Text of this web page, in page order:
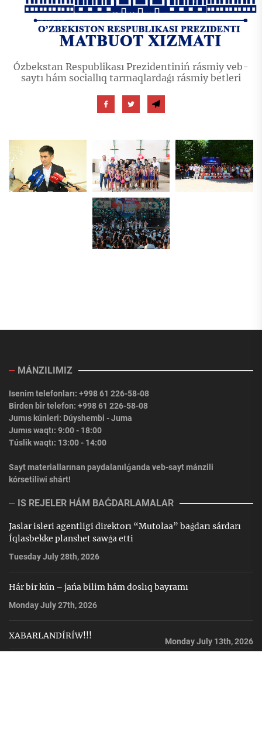
Ózbekstan Respublikası Prezidentiniń rásmiy veb-
saytı hám sociallıq tarmaqlardaǵı rásmiy betleri
MÁNZILIMIZ
Isenim telefonları: +998 61 226-58-08
Birden bir telefon: +998 61 226-58-08
Jumıs kúnleri: Dúyshembi - Juma
Jumıs waqtı: 9:00 - 18:00
Túslik waqtı: 13:00 - 14:00
Sayt materiallarınan paydalanılǵanda veb-sayt mánzili
kórsetiliwi shárt!
IS REJELER HÁM BAǴDARLAMALAR
Jaslar isleri agentligi direktorı “Mutolaa” baǵdarı sárdarı
Íqlasbekke planshet sawǵa etti
Tuesday July 28th, 2026
Hár bir kún – jańa bilim hám doslıq bayramı
Monday July 27th, 2026
XABARLANDÍRÍW!!!
Monday July 13th, 2026